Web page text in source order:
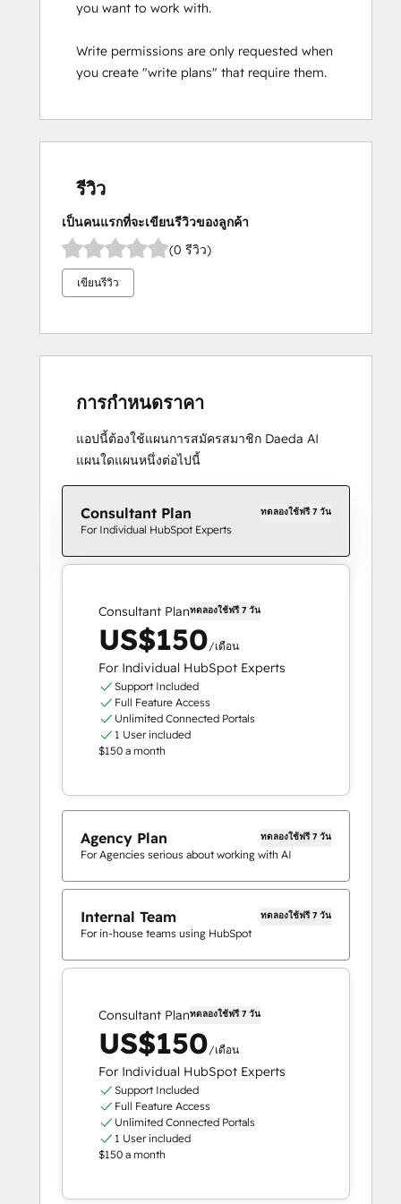
you want to work with.
Write permissions are only requested when
you create "write plans" that require them.
รีวิว
เป็นคนแรกที่จะเขียนรีวิวของลูกค้า
(0 รีวิว)
เขียนรีวิว
การกำหนดราคา
แอปนี้ต้องใช้แผนการสมัครสมาชิก Daeda AI
แผนใดแผนหนึ่งต่อไปนี้
Consultant Plan ทดลองใช้ฟรี 7 วัน
For Individual HubSpot Experts
Consultant Planทดลองใช้ฟรี 7 วัน
US$150/เดือน
For Individual HubSpot Experts
Support Included
Full Feature Access
Unlimited Connected Portals
1 User included
$150 a month
Agency Plan ทดลองใช้ฟรี 7 วัน
For Agencies serious about working with AI
Internal Team ทดลองใช้ฟรี 7 วัน
For in-house teams using HubSpot
Consultant Planทดลองใช้ฟรี 7 วัน
US$150/เดือน
For Individual HubSpot Experts
Support Included
Full Feature Access
Unlimited Connected Portals
1 User included
$150 a month